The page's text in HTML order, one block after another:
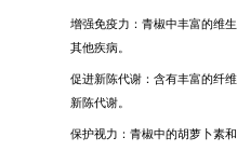
增强免疫力：青椒中丰富的维
其他疾病。
促进新陈代谢：含有丰富的纤
新陈代谢。
保护视力：青椒中的胡萝卜素